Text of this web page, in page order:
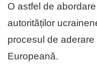
O astfel de
autorităților
procesul de
Europeană.